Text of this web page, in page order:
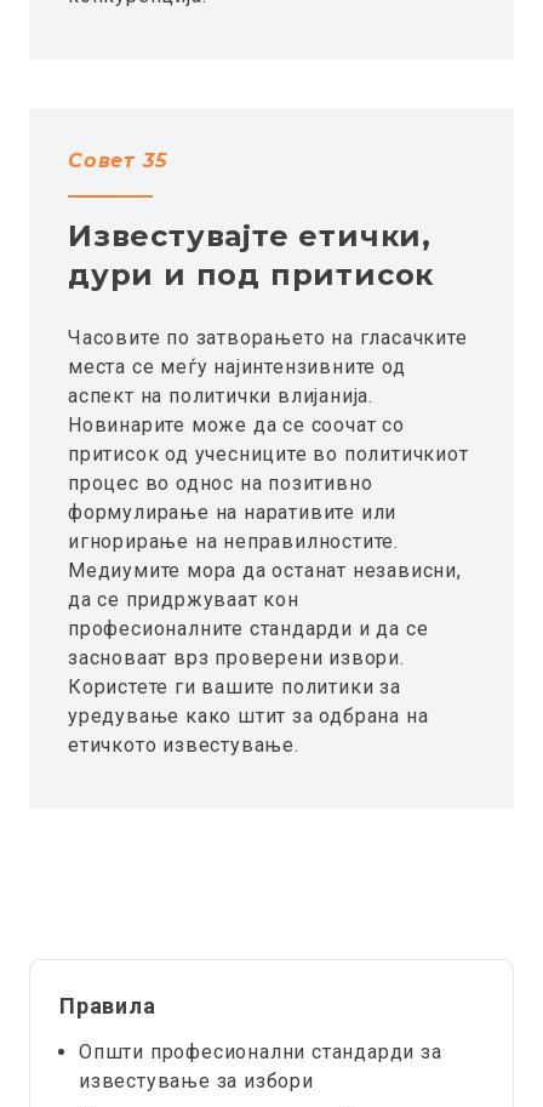
Совет 35
Известувајте етички,
дури и под притисок
Часовите по затворањето на гласачките
места се меѓу најинтензивните од
аспект на политички влијанија.
Новинарите може да се соочат со
притисок од учесниците во политичкиот
процес во однос на позитивно
формулирање на наративите или
игнорирање на неправилностите.
Медиумите мора да останат независни,
да се придржуваат кон
професионалните стандарди и да се
засноваат врз проверени извори.
Користете ги вашите политики за
уредување како штит за одбрана на
етичкото известување.
Правила
Општи професионални стандарди за
известување за избори